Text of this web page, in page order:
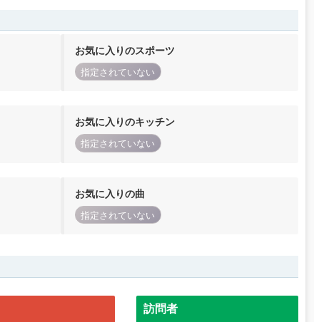
お気に入りのスポーツ
指定されていない
お気に入りのキッチン
指定されていない
お気に入りの曲
指定されていない
訪問者